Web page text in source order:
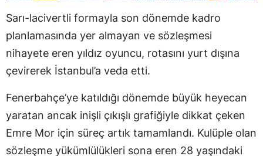
Sarı-lacivertli formayla son dönemde kadro
planlamasında yer almayan ve sözleşmesi
nihayete eren yıldız oyuncu, rotasını yurt dışına
çevirerek İstanbul’a veda etti.
Fenerbahçe’ye katıldığı dönemde büyük heyecan
yaratan ancak inişli çıkışlı grafiğiyle dikkat çeken
Emre Mor için süreç artık tamamlandı. Kulüple olan
sözleşme yükümlülükleri sona eren 28 yaşındaki